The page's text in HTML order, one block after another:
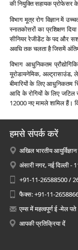
की नियुक्ति सहायक प्रोफेसर
विभाग मूत्र रोग विज्ञान में
स्‍नातकोत्तरों का प्रशिक्षण
सीनियर रेजीडेंट के पद और
अवधि तक चलता है जिसमें
विभाग आधुनिकतम
यूरोडायनेमिक, अल्‍ट्रासाउंड,
बीमारियों के लिए आधुनिकतम
आदि के रोगियों के लिए जटिल
12000 नए मामले शामिल हैं।
हमसे संपर्क करें
अखिल भारतीय
अंसारी नगर, नई दिल्ली -
+91-11-26588500 /
फैक्स: +91-11-
एम्स में महत्वपूर्ण ई -मेल पते
आपकी प्रतिक्रिया दें